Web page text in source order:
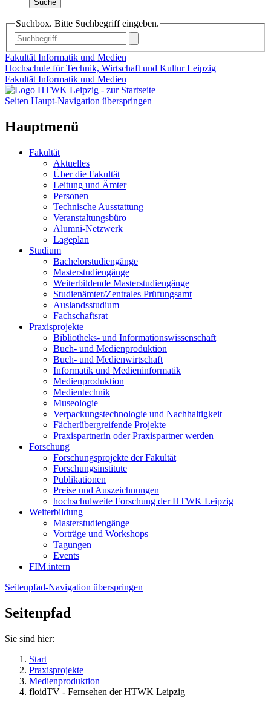
Suche
Suchbox. Bitte Suchbegriff eingeben.
Fakultät Informatik und Medien
Hochschule für Technik, Wirtschaft und Kultur Leipzig
Fakultät Informatik und Medien
Seiten Haupt-Navigation überspringen
Hauptmenü
Fakultät
Aktuelles
Über die Fakultät
Leitung und Ämter
Personen
Technische Ausstattung
Veranstaltungsbüro
Alumni-Netzwerk
Lageplan
Studium
Bachelorstudiengänge
Masterstudiengänge
Weiterbildende Masterstudiengänge
Studienämter/Zentrales Prüfungsamt
Auslandsstudium
Fachschaftsrat
Praxisprojekte
Bibliotheks- und Informationswissenschaft
Buch- und Medienproduktion
Buch- und Medienwirtschaft
Informatik und Medieninformatik
Medienproduktion
Medientechnik
Museologie
Verpackungstechnologie und Nachhaltigkeit
Fächerübergreifende Projekte
Praxispartnerin oder Praxispartner werden
Forschung
Forschungsprojekte der Fakultät
Forschungsinstitute
Publikationen
Preise und Auszeichnungen
hochschulweite Forschung der HTWK Leipzig
Weiterbildung
Masterstudiengänge
Vorträge und Workshops
Tagungen
Events
FIM.intern
Seitenpfad-Navigation überspringen
Seitenpfad
Sie sind hier:
Start
Praxisprojekte
Medienproduktion
floidTV - Fernsehen der HTWK Leipzig